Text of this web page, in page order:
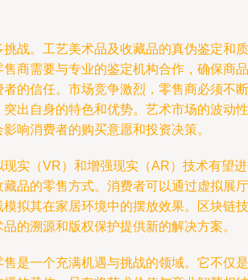
战。工艺美术品及收藏品的真伪鉴定和质
商需要与专业的鉴定机构合作，确保商品
的信任。市场竞争激烈，零售商必须不断
出自身的特色和优势。艺术市场的波动性
响消费者的购买意愿和投资决策。
实（VR）和增强现实（AR）技术有望
品的零售方式。消费者可以通过虚拟展厅
拟其在家居环境中的摆放效果。区块链技
的溯源和版权保护提供新的解决方案。
是一个充满机遇与挑战的领域。它不仅是